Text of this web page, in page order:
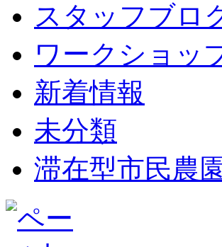
スタッフブロ
ワークショッ
新着情報
未分類
滞在型市民農